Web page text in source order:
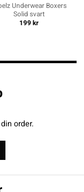
Underwear Boxers
Solid svart
199kr
order.